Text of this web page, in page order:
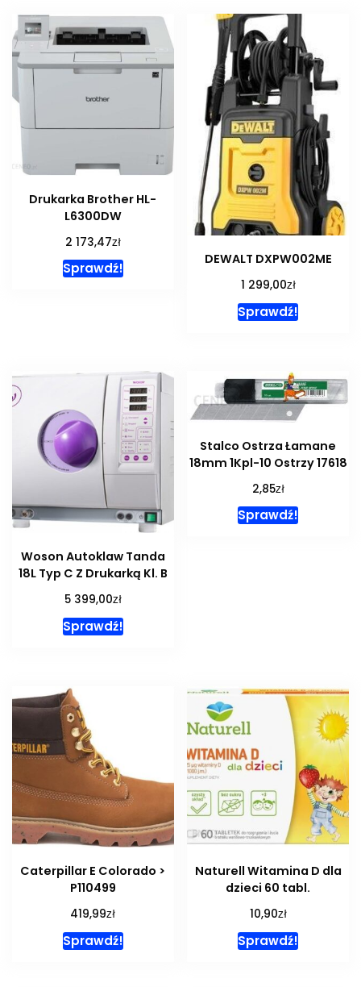
Drukarka Brother HL-
L6300DW
2 173,47zł
Sprawdź!
DEWALT DXPW002ME
1 299,00zł
Sprawdź!
Woson Autoklaw Tanda
18L Typ C Z Drukarką Kl. B
5 399,00zł
Sprawdź!
Stalco Ostrza Łamane
18mm 1Kpl-10 Ostrzy 17618
2,85zł
Sprawdź!
Caterpillar E Colorado >
P110499
419,99zł
Sprawdź!
Naturell Witamina D dla
dzieci 60 tabl.
10,90zł
Sprawdź!